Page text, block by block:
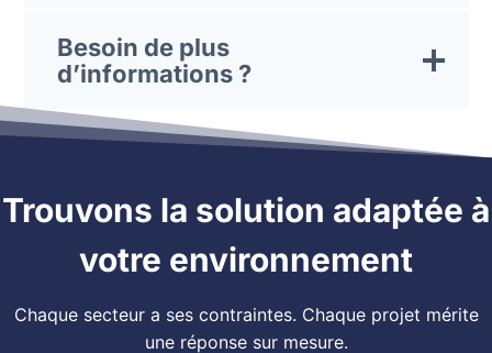
Besoin de plus
d’informations ?
Trouvons la solution adaptée à
votre environnement
Chaque secteur a ses contraintes. Chaque projet mérite
une réponse sur mesure.